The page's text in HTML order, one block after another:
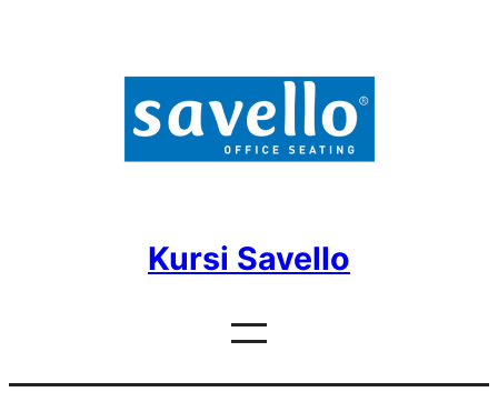
Kursi Savello